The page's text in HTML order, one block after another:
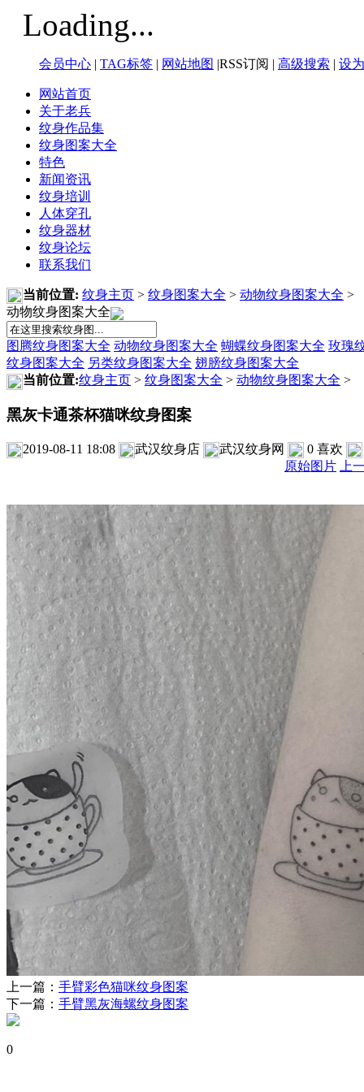
Loading...
会员中心 | TAG标签 | 网站地图 |RSS订阅 | 高级搜索 | 设
网站首页
关于老兵
纹身作品集
纹身图案大全
特色
新闻资讯
纹身培训
人体穿孔
纹身器材
纹身论坛
联系我们
当前位置: 纹身主页 > 纹身图案大全 > 动物纹身图案大全 >
动物纹身图案大全
图腾纹身图案大全 动物纹身图案大全 蝴蝶纹身图案大全 玫瑰
纹身图案大全 另类纹身图案大全 翅膀纹身图案大全
当前位置:纹身主页 > 纹身图案大全 > 动物纹身图案大全 >
黑灰卡通茶杯猫咪纹身图案
2019-08-11 18:08 武汉纹身店 武汉纹身网 0 喜欢
原始图片 上
上一篇： 手臂彩色猫咪纹身图案
下一篇： 手臂黑灰海螺纹身图案
0